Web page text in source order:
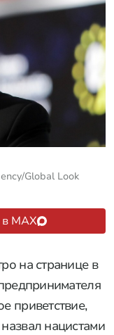
Global Look
MAX
на странице в
приветствие,
нацистами